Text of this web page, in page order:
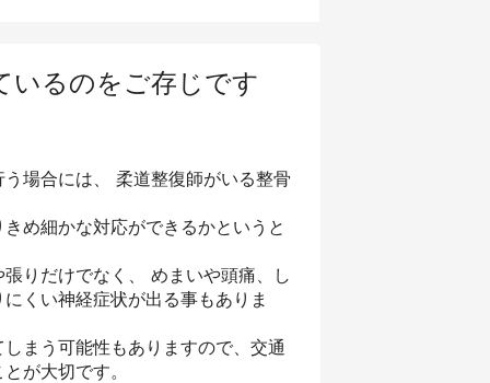
いるのをご存じです
場合には、 柔道整復師がいる整骨
め細かな対応ができるかというと
りだけでなく、 めまいや頭痛、し
くい神経症状が出る事もありま
まう可能性もありますので、交通
が大切です。